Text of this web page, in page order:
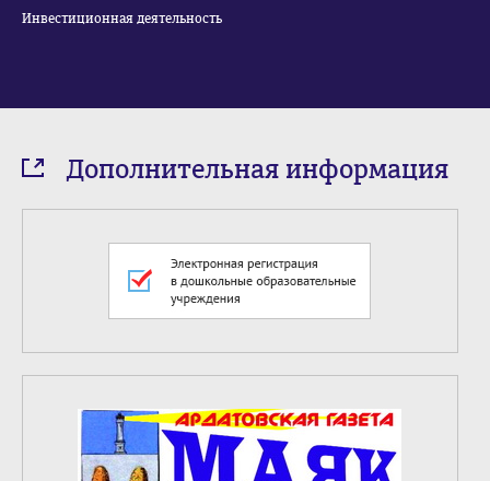
Инвестиционная деятельность
Дополнительная информация